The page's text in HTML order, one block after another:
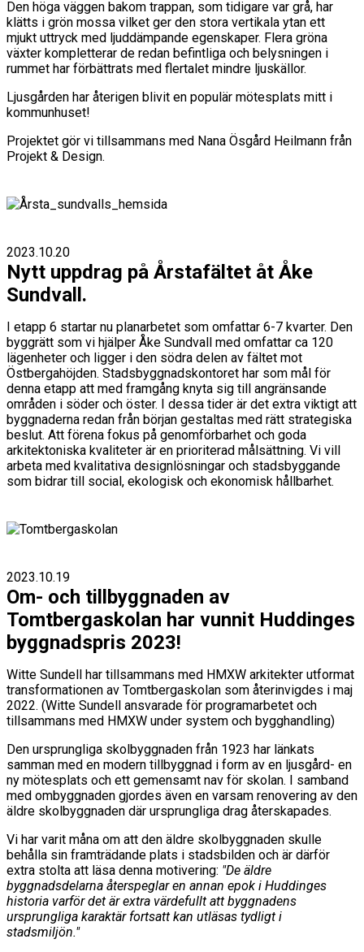
Den höga väggen bakom trappan, som tidigare var grå, har
klätts i grön mossa vilket ger den stora vertikala ytan ett
mjukt uttryck med ljuddämpande egenskaper. Flera gröna
växter kompletterar de redan befintliga och belysningen i
rummet har förbättrats med flertalet mindre ljuskällor.
Ljusgården har återigen blivit en populär mötesplats mitt i
kommunhuset!
Projektet gör vi tillsammans med Nana Ösgård Heilmann från
Projekt & Design.
2023.10.20
Nytt uppdrag på Årstafältet åt Åke
Sundvall.
I etapp 6 startar nu planarbetet som omfattar 6-7 kvarter. Den
byggrätt som vi hjälper Åke Sundvall med omfattar ca 120
lägenheter och ligger i den södra delen av fältet mot
Östbergahöjden. Stadsbyggnadskontoret har som mål för
denna etapp att med framgång knyta sig till angränsande
områden i söder och öster. I dessa tider är det extra viktigt att
byggnaderna redan från början gestaltas med rätt strategiska
beslut. Att förena fokus på genomförbarhet och goda
arkitektoniska kvaliteter är en prioriterad målsättning. Vi vill
arbeta med kvalitativa designlösningar och stadsbyggande
som bidrar till social, ekologisk och ekonomisk hållbarhet.
2023.10.19
Om- och tillbyggnaden av
Tomtbergaskolan har vunnit Huddinges
byggnadspris 2023!
Witte Sundell har tillsammans med HMXW arkitekter utformat
transformationen av Tomtbergaskolan som återinvigdes i maj
2022. (Witte Sundell ansvarade för programarbetet och
tillsammans med HMXW under system och bygghandling)
Den ursprungliga skolbyggnaden från 1923 har länkats
samman med en modern tillbyggnad i form av en ljusgård- en
ny mötesplats och ett gemensamt nav för skolan. I samband
med ombyggnaden gjordes även en varsam renovering av den
äldre skolbyggnaden där ursprungliga drag återskapades.
Vi har varit måna om att den äldre skolbyggnaden skulle
behålla sin framträdande plats i stadsbilden och är därför
extra stolta att läsa denna motivering: "De äldre
byggnadsdelarna återspeglar en annan epok i Huddinges
historia varför det är extra värdefullt att byggnadens
ursprungliga karaktär fortsatt kan utläsas tydligt i
stadsmiljön."